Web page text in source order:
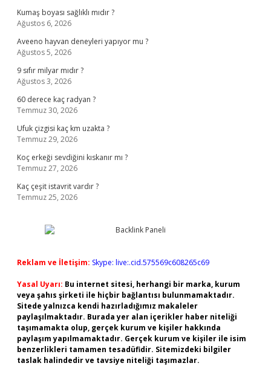
Kumaş boyası sağlıklı mıdır ?
Ağustos 6, 2026
Aveeno hayvan deneyleri yapıyor mu ?
Ağustos 5, 2026
9 sıfır milyar mıdır ?
Ağustos 3, 2026
60 derece kaç radyan ?
Temmuz 30, 2026
Ufuk çizgisi kaç km uzakta ?
Temmuz 29, 2026
Koç erkeği sevdiğini kıskanır mı ?
Temmuz 27, 2026
Kaç çeşit istavrit vardır ?
Temmuz 25, 2026
Reklam ve İletişim: Skype: live:.cid.575569c608265c69
Yasal Uyarı: Bu internet sitesi, herhangi bir marka, kurum
veya şahıs şirketi ile hiçbir bağlantısı bulunmamaktadır.
Sitede yalnızca kendi hazırladığımız makaleler
paylaşılmaktadır. Burada yer alan içerikler haber niteliği
taşımamakta olup, gerçek kurum ve kişiler hakkında
paylaşım yapılmamaktadır. Gerçek kurum ve kişiler ile isim
benzerlikleri tamamen tesadüfidir. Sitemizdeki bilgiler
taslak halindedir ve tavsiye niteliği taşımazlar.